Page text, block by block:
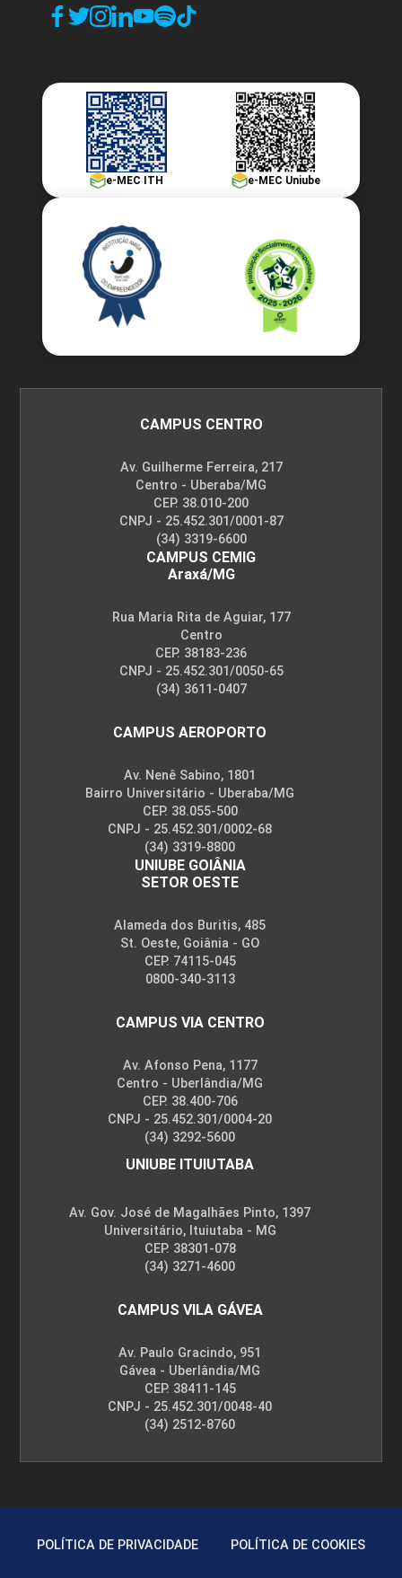
e-MEC ITH e-MEC Uniube
CAMPUS CENTRO
Av. Guilherme Ferreira, 217
Centro - Uberaba/MG
CEP. 38.010-200
CNPJ - 25.452.301/0001-87
(34) 3319-6600
CAMPUS CEMIG
Araxá/MG
Rua Maria Rita de Aguiar, 177
Centro
CEP. 38183-236
CNPJ - 25.452.301/0050-65
(34) 3611-0407
CAMPUS AEROPORTO
Av. Nenê Sabino, 1801
Bairro Universitário - Uberaba/MG
CEP. 38.055-500
CNPJ - 25.452.301/0002-68
(34) 3319-8800
UNIUBE GOIÂNIA
SETOR OESTE
Alameda dos Buritis, 485
St. Oeste, Goiânia - GO
CEP. 74115-045
0800-340-3113
CAMPUS VIA CENTRO
Av. Afonso Pena, 1177
Centro - Uberlândia/MG
CEP. 38.400-706
CNPJ - 25.452.301/0004-20
(34) 3292-5600
UNIUBE ITUIUTABA
Av. Gov. José de Magalhães Pinto, 1397
Universitário, Ituiutaba - MG
CEP. 38301-078
(34) 3271-4600
CAMPUS VILA GÁVEA
Av. Paulo Gracindo, 951
Gávea - Uberlândia/MG
CEP. 38411-145
CNPJ - 25.452.301/0048-40
(34) 2512-8760
POLÍTICA DE PRIVACIDADE POLÍTICA DE COOKIES